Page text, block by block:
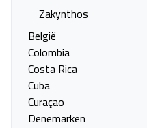
België
Colombia
Costa Rica
Cuba
Curaçao
Denemarken
Zakynthos